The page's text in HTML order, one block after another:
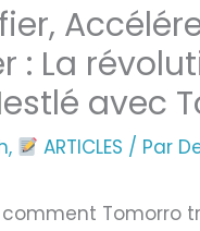
: La
avec
, ARTICLES / Par
comment Tomorro